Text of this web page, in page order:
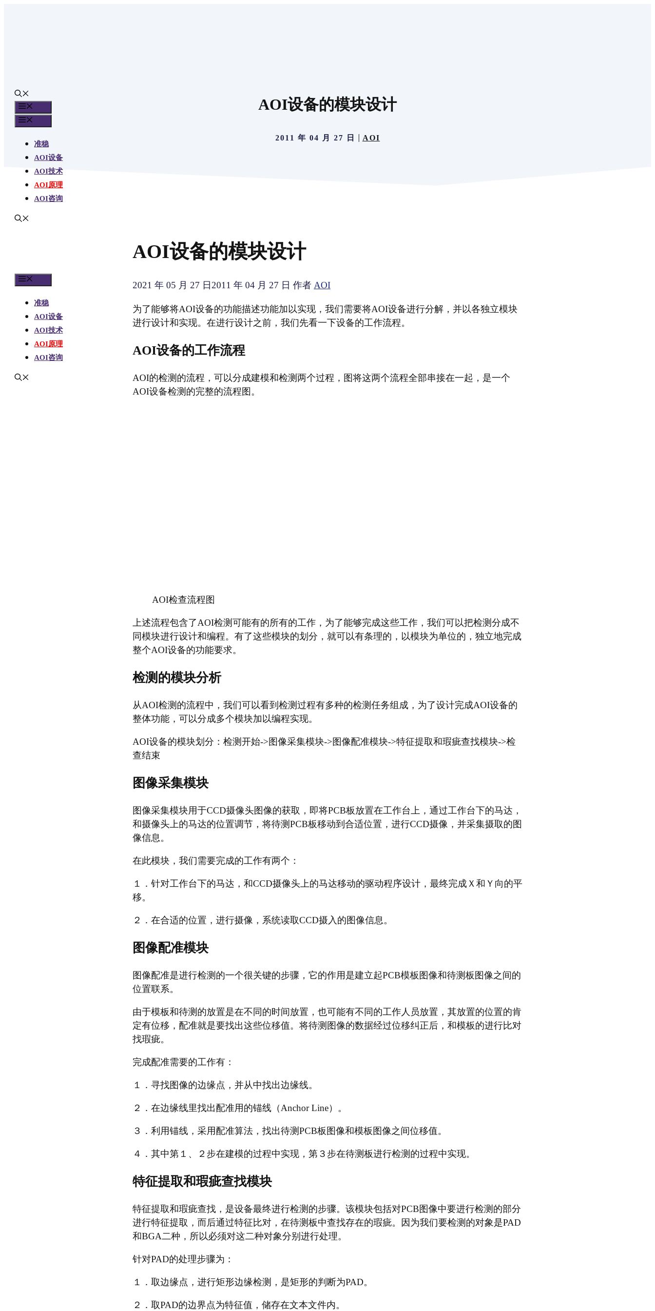
准稳
AOI设备
AOI技术
AOI原理
AOI咨询
准稳
AOI设备
AOI技术
AOI原理
AOI咨询
AOI设备的模块设计
2011 年 04 月 27 日 AOI
AOI设备的模块设计
2021 年 05 月 27 日2011 年 04 月 27 日 作者 AOI
为了能够将AOI设备的功能描述功能加以实现，我们需要将AOI设备进行分解，并以各独立模块
进行设计和实现。在进行设计之前，我们先看一下设备的工作流程。
AOI设备的工作流程
AOI的检测的流程，可以分成建模和检测两个过程，图将这两个流程全部串接在一起，是一个
AOI设备检测的完整的流程图。
AOI检查流程图
上述流程包含了AOI检测可能有的所有的工作，为了能够完成这些工作，我们可以把检测分成不
同模块进行设计和编程。有了这些模块的划分，就可以有条理的，以模块为单位的，独立地完成
整个AOI设备的功能要求。
检测的模块分析
从AOI检测的流程中，我们可以看到检测过程有多种的检测任务组成，为了设计完成AOI设备的
整体功能，可以分成多个模块加以编程实现。
AOI设备的模块划分：检测开始->图像采集模块->图像配准模块->特征提取和瑕疵查找模块->检
查结束
图像采集模块
图像采集模块用于CCD摄像头图像的获取，即将PCB板放置在工作台上，通过工作台下的马达，
和摄像头上的马达的位置调节，将待测PCB板移动到合适位置，进行CCD摄像，并采集摄取的图
像信息。
在此模块，我们需要完成的工作有两个：
１．针对工作台下的马达，和CCD摄像头上的马达移动的驱动程序设计，最终完成Ｘ和Ｙ向的平
移。
２．在合适的位置，进行摄像，系统读取CCD摄入的图像信息。
图像配准模块
图像配准是进行检测的一个很关键的步骤，它的作用是建立起PCB模板图像和待测板图像之间的
位置联系。
由于模板和待测的放置是在不同的时间放置，也可能有不同的工作人员放置，其放置的位置的肯
定有位移，配准就是要找出这些位移值。将待测图像的数据经过位移纠正后，和模板的进行比对
找瑕疵。
完成配准需要的工作有：
１．寻找图像的边缘点，并从中找出边缘线。
２．在边缘线里找出配准用的锚线（Anchor Line）。
３．利用锚线，采用配准算法，找出待测PCB板图像和模板图像之间位移值。
４．其中第１、２步在建模的过程中实现，第３步在待测板进行检测的过程中实现。
特征提取和瑕疵查找模块
特征提取和瑕疵查找，是设备最终进行检测的步骤。该模块包括对PCB图像中要进行检测的部分
进行特征提取，而后通过特征比对，在待测板中查找存在的瑕疵。因为我们要检测的对象是PAD
和BGA二种，所以必须对这二种对象分别进行处理。
针对PAD的处理步骤为：
１．取边缘点，进行矩形边缘检测，是矩形的判断为PAD。
２．取PAD的边界点为特征值，储存在文本文件内。